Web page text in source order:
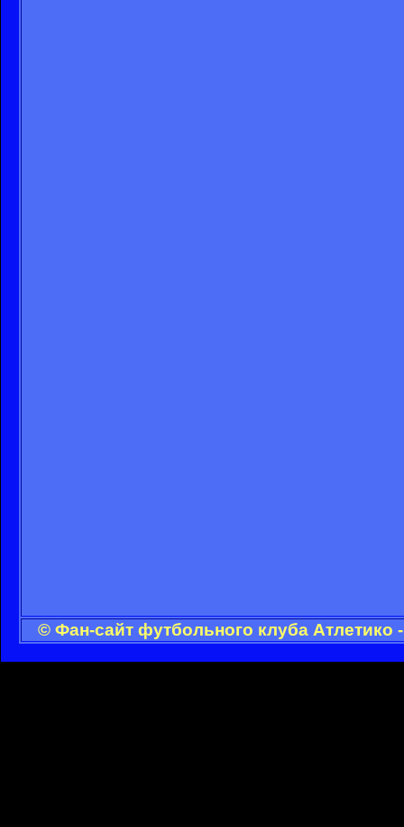
© Фан-сайт футбольного клуба